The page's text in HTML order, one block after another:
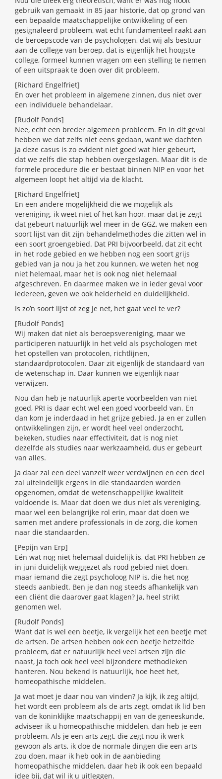
gebruik van gemaakt in 85 jaar historie, dat op grond van
een bepaalde maatschappelijke ontwikkeling of een
gesignaleerd probleem, wat echt fundamenteel raakt aan
de beroepscode van de psychologen, dat wij als bestuur
aan de college van beroep, dat is eigenlijk het hoogste
college, formeel kunnen vragen om een stelling te nemen
of een uitspraak te doen over dit probleem.
[Richard Engelfriet]
En over het probleem in algemene zinnen, dus niet over
een individuele behandelaar.
[Rudolf Ponds]
Nee, echt een breder algemeen probleem. En in dit geval
hebben we dat zelfs niet eens gedaan, want we dachten
ja deze casus is zo evident niet goed wat hier gebeurt,
dat we zelfs die stap hebben overgeslagen. Maar dit is de
formele procedure die er bestaat binnen NIP en voor het
algemeen loopt het altijd via de klacht.
[Richard Engelfriet]
En een andere mogelijkheid die we mogelijk als
vereniging, ik weet niet of het kan hoor, maar dat je zegt
dat gebeurt natuurlijk wel meer in de GGZ, we maken een
soort lijst van dit zijn behandelmethodes die zitten wel in
een soort groengebied. Dat PRI bijvoorbeeld, dat zit echt
in het rode gebied en we hebben nog een soort grijs
gebied van ja nou ja het zou kunnen, we weten het nog
niet helemaal, maar het is ook nog niet helemaal
afgeschreven. En daarmee maken we in ieder geval voor
iedereen, geven we ook helderheid en duidelijkheid.
Is zo’n soort lijst of zeg je net, het gaat veel te ver?
[Rudolf Ponds]
Wij maken dat niet als beroepsvereniging, maar we
participeren natuurlijk in het veld als psychologen met
het opstellen van protocolen, richtlijnen,
standaardprotocolen. Daar zit eigenlijk de standaard van
de wetenschap in. Daar kunnen we eigenlijk naar
verwijzen.
Nou dan heb je natuurlijk aperte voorbeelden van niet
goed, PRI is daar echt wel een goed voorbeeld van. En
dan kom je inderdaad in het grijze gebied. Ja en er zullen
ontwikkelingen zijn, er wordt heel veel onderzocht,
bekeken, studies naar effectiviteit, dat is nog niet
dezelfde als studies naar werkzaamheid, dus er gebeurt
van alles.
Ja daar zal een deel vanzelf weer verdwijnen en een deel
zal uiteindelijk ergens in die standaarden worden
opgenomen, omdat de wetenschappelijke kwaliteit
voldoende is. Maar dat doen we dus niet als vereniging,
maar wel een belangrijke rol erin, maar dat doen we
samen met andere professionals in de zorg, die komen
naar die standaarden.
[Pepijn van Erp]
Eén wat nog niet helemaal duidelijk is, dat PRI hebben ze
in juni duidelijk weggezet als rood gebied niet doen,
maar iemand die zegt psycholoog NIP is, die het nog
steeds aanbiedt. Ben je dan nog steeds afhankelijk van
een cliënt die daarover gaat klagen? Ja, heel strikt
genomen wel.
[Rudolf Ponds]
Want dat is wel een beetje, ik vergelijk het een beetje met
de artsen. De artsen hebben ook een beetje hetzelfde
probleem, dat er natuurlijk heel veel artsen zijn die
naast, ja toch ook heel veel bijzondere methodieken
hanteren. Nou bekend is natuurlijk, hoe heet het,
homeopathische middelen.
Ja wat moet je daar nou van vinden? Ja kijk, ik zeg altijd,
het wordt een probleem als de arts zegt, omdat ik lid ben
van de koninklijke maatschappij en van de geneeskunde,
adviseer ik u homeopathische middelen, dan heb je een
probleem. Als je een arts zegt, die zegt nou ik werk
gewoon als arts, ik doe de normale dingen die een arts
zou doen, maar ik heb ook in de aanbieding
homeopathische middelen, daar heb ik ook een bepaald
idee bij, dat wil ik u uitleggen.